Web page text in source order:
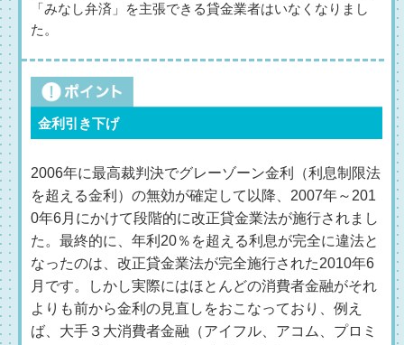
「みなし弁済」を主張できる貸金業者はいなくなりまし
た。
金利引き下げ
2006年に最高裁判決でグレーゾーン金利（利息制限法
を超える金利）の無効が確定して以降、2007年～201
0年6月にかけて段階的に改正貸金業法が施行されまし
た。最終的に、年利20％を超える利息が完全に違法と
なったのは、改正貸金業法が完全施行された2010年6
月です。しかし実際にはほとんどの消費者金融がそれ
よりも前から金利の見直しをおこなっており、例え
ば、大手３大消費者金融（アイフル、アコム、プロミ